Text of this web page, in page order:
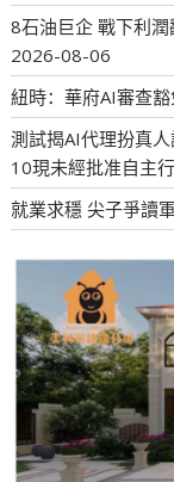
8石油巨企 戰下利
2026-08-06
紐時：華府AI審查
測試揭AI代理扮真
10現未經批准自主
就業求穩 尖子爭讀